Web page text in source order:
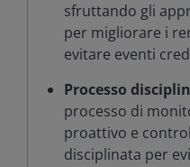
sfruttando gli
per migliorare i
evitare eventi
Processo
processo di
proattivo e
disciplinata per